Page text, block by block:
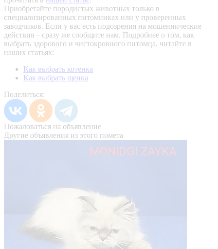
Приобретайте породистых животных только в
специализированных питомниках или у проверенных
заводчиков. Если у вас есть подозрения на мошеннические
действия – сразу же сообщите нам. Подробнее о том, как
выбрать здорового и чистокровного питомца, читайте в
наших статьях:
Как выбрать котенка
Как выбрать щенка
Поделиться:
Пожаловаться на объявление
Другие объявления из этого помета